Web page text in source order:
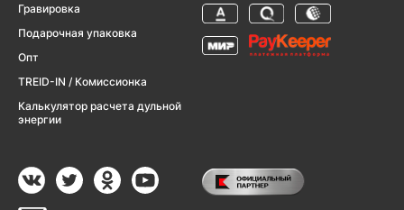
Гравировка
Подарочная упаковка
Опт
TREID-IN / Комиссионка
Калькулятор расчета дульной
энергии